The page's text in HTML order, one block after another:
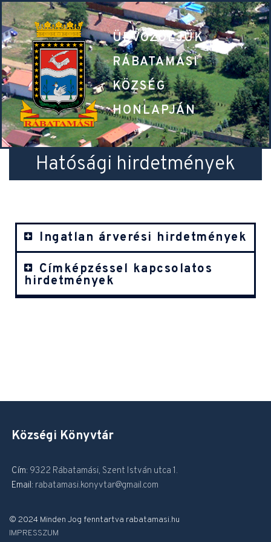
ÜDVÖZÖLJÜK
RÁBATAMÁSI
KÖZSÉG
HONLAPJÁN
Hatósági hirdetmények
Ingatlan árverési hirdetmények
Címképzéssel kapcsolatos
hirdetmények
Községi Könyvtár
Cím: 9322 Rábatamási, Szent István utca 1.
Email: rabatamasi.konyvtar@gmail.com
© 2024 Minden Jog fenntartva rabatamasi.hu
IMPRESSZUM